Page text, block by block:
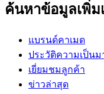
ค้นหาข้อมูลเพิ่ม
แบรนด์คาเมด
ประวัติความเป็นม
เยี่ยมชมลูกค้า
ข่าวล่าสุด